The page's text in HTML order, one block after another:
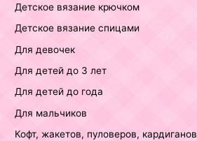
Детское вязание крючком
Детское вязание спицами
Для девочек
Для детей до 3 лет
Для детей до года
Для мальчиков
Кофт, жакетов, пуловеров, кардиганов